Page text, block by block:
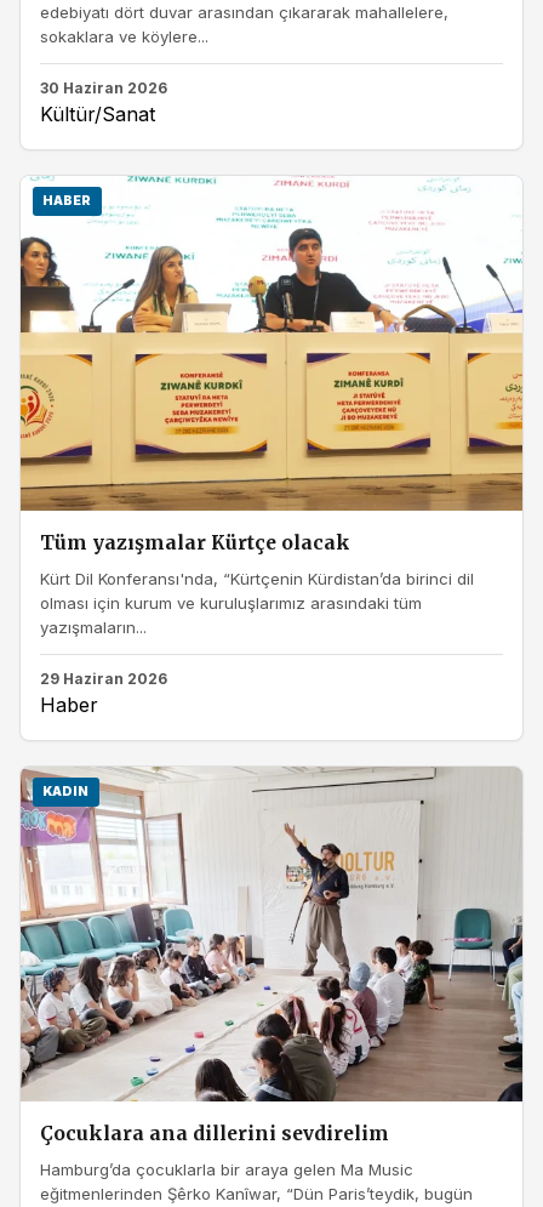
edebiyatı dört duvar arasından çıkararak mahallelere,
sokaklara ve köylere...
30 Haziran 2026
Kültür/Sanat
HABER
Tüm yazışmalar Kürtçe olacak
Kürt Dil Konferansı'nda, “Kürtçenin Kürdistan’da birinci dil
olması için kurum ve kuruluşlarımız arasındaki tüm
yazışmaların...
29 Haziran 2026
Haber
KADIN
Çocuklara ana dillerini sevdirelim
Hamburg’da çocuklarla bir araya gelen Ma Music
eğitmenlerinden Şêrko Kanîwar, “Dün Paris’teydik, bugün